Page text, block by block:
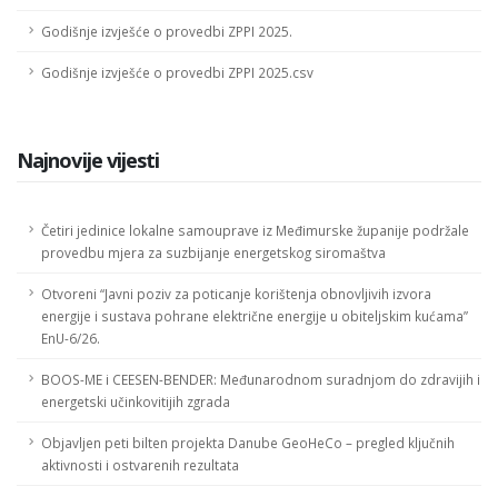
Godišnje izvješće o provedbi ZPPI 2025.
Godišnje izvješće o provedbi ZPPI 2025.csv
Najnovije vijesti
Četiri jedinice lokalne samouprave iz Međimurske županije podržale
provedbu mjera za suzbijanje energetskog siromaštva
Otvoreni “Javni poziv za poticanje korištenja obnovljivih izvora
energije i sustava pohrane električne energije u obiteljskim kućama”
EnU-6/26.
BOOS-ME i CEESEN-BENDER: Međunarodnom suradnjom do zdravijih i
energetski učinkovitijih zgrada
Objavljen peti bilten projekta Danube GeoHeCo – pregled ključnih
aktivnosti i ostvarenih rezultata